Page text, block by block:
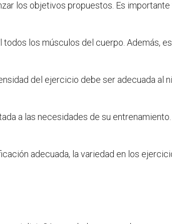
los objetivos propuestos. Es
los músculos del cuerpo. Además, es
del ejercicio debe ser adecuada al
a las necesidades de su entrenamiento.
adecuada, la variedad en los